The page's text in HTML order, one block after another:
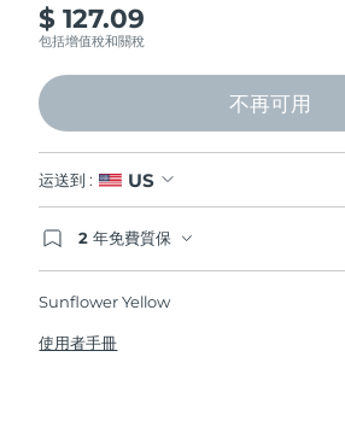
$ 127.09
包括增值稅和關稅
不再可用
运送到 : US
2 年免費質保
Sunflower Yellow
使用者手冊